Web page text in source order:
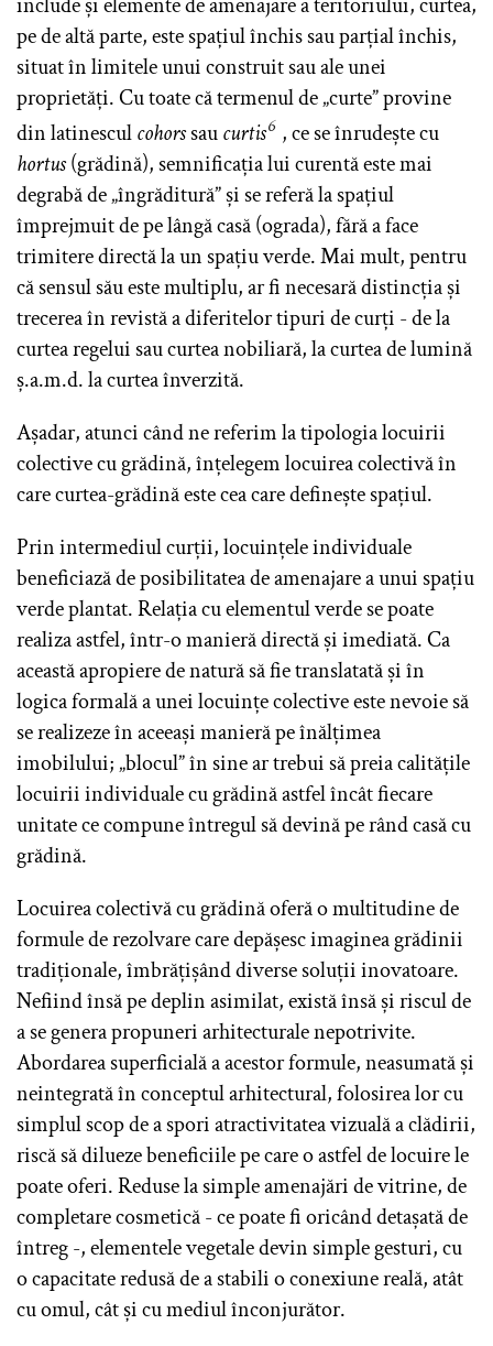
include și elemente de amenajare a teritoriului, curtea,
pe de altă parte, este spațiul închis sau parțial închis,
situat în limitele unui construit sau ale unei
proprietăți. Cu toate că termenul de „curte” provine
din latinesculcohorssaucurtis6 , ce se înrudește cu
hortus(grădină), semnificația lui curentă este mai
degrabă de „îngrăditură” și se referă la spațiul
împrejmuit de pe lângă casă (ograda), fără a face
trimitere directă la un spațiu verde. Mai mult, pentru
că sensul său este multiplu, ar fi necesară distincția și
trecerea în revistă a diferitelor tipuri de curți - de la
curtea regelui sau curtea nobiliară, la curtea de lumină
ș.a.m.d. la curtea înverzită.
Așadar, atunci când ne referim la tipologia locuirii
colective cu grădină, înțelegem locuirea colectivă în
care curtea-grădină este cea care definește spațiul.
Prin intermediul curții, locuințele individuale
beneficiază de posibilitatea de amenajare a unui spațiu
verde plantat. Relația cu elementul verde se poate
realiza astfel, într-o manieră directă și imediată. Ca
această apropiere de natură să fie translatată și în
logica formală a unei locuințe colective este nevoie să
se realizeze în aceeași manieră pe înălțimea
imobilului; „blocul” în sine ar trebui să preia calitățile
locuirii individuale cu grădină astfel încât fiecare
unitate ce compune întregul să devină pe rând casă cu
grădină.
Locuirea colectivă cu grădină oferă o multitudine de
formule de rezolvare care depășesc imaginea grădinii
tradiționale, îmbrățișând diverse soluții inovatoare.
Nefiind însă pe deplin asimilat, există însă și riscul de
a se genera propuneri arhitecturale nepotrivite.
Abordarea superficială a acestor formule, neasumată și
neintegrată în conceptul arhitectural, folosirea lor cu
simplul scop de a spori atractivitatea vizuală a clădirii,
riscă să dilueze beneficiile pe care o astfel de locuire le
poate oferi. Reduse la simple amenajări de vitrine, de
completare cosmetică - ce poate fi oricând detașată de
întreg -, elementele vegetale devin simple gesturi, cu
o capacitate redusă de a stabili o conexiune reală, atât
cu omul, cât și cu mediul înconjurător.